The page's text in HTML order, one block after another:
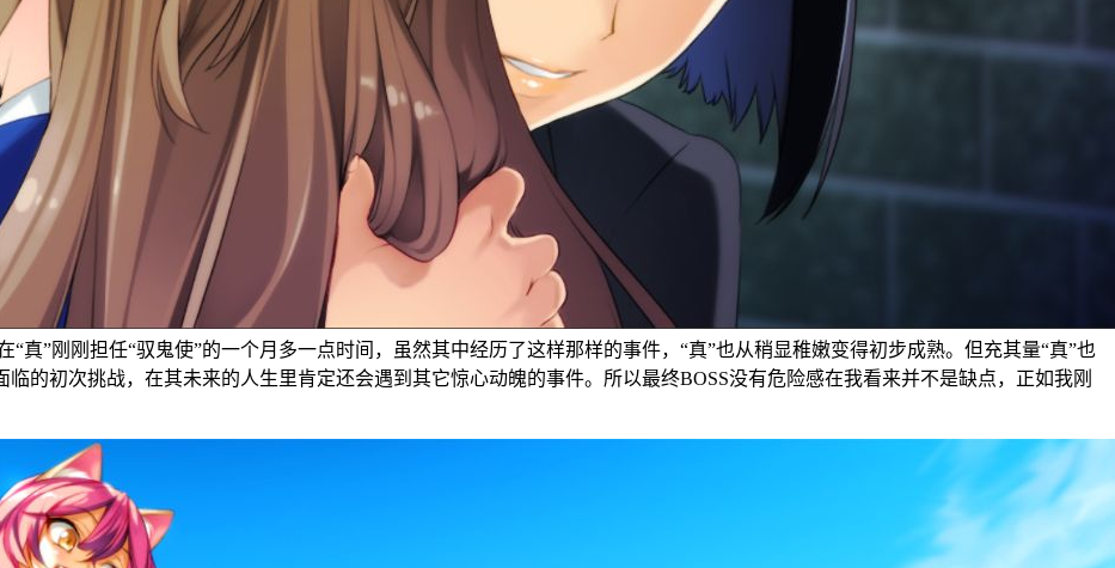
真”刚刚担任“驭鬼使”的一个月多一点时间，虽然其中经历了这样那样的事件，“真”也从稍显稚嫩变得初步成熟。但充其量“真”也
临的初次挑战，在其未来的人生里肯定还会遇到其它惊心动魄的事件。所以最终BOSS没有危险感在我看来并不是缺点，正如我刚